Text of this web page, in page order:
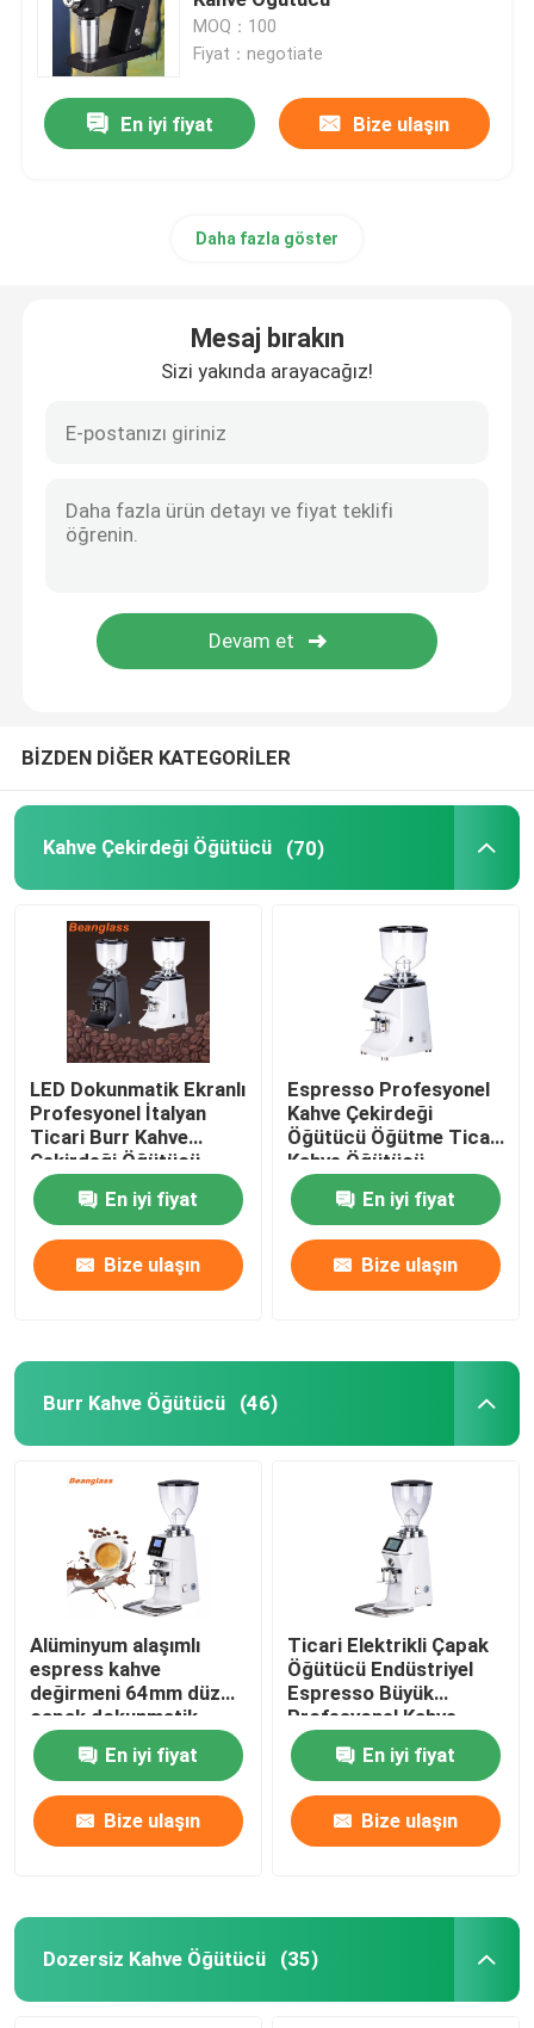
Dozersiz Kahve Öğütücü
ticari kahve değirmeni
Espresso Fasulye Değirmeni
Açık Kahve Öğütücü
El Kahve Değirmeni
Otomatik Süt Köpürtücü
Dijital Kahve Değirmeni
MOQ：100
Fiyat：negotiate
En iyi fiyat Bize ulaşın
Daha fazla göster
Mesaj bırakın
Sizi yakında arayacağız!
BİZDEN DİĞER KATEGORİLER
Kahve Çekirdeği Öğütücü (70)
LED Dokunmatik Ekranlı
Profesyonel İtalyan
Ticari Burr Kahve
Çekirdeği Öğütücü
En iyi fiyat
Bize ulaşın
Espresso Profesyonel
Kahve Çekirdeği
Öğütücü Öğütme Ticari
Kahve Öğütücü
En iyi fiyat
Bize ulaşın
Burr Kahve Öğütücü (46)
Alüminyum alaşımlı
espress kahve
değirmeni 64mm düz
çapak dokunmatik
ekran değirmeni
En iyi fiyat
Bize ulaşın
Ticari Elektrikli Çapak
Öğütücü Endüstriyel
Espresso Büyük
Profesyonel Kahve
Öğütücüler
En iyi fiyat
Bize ulaşın
Dozersiz Kahve Öğütücü (35)